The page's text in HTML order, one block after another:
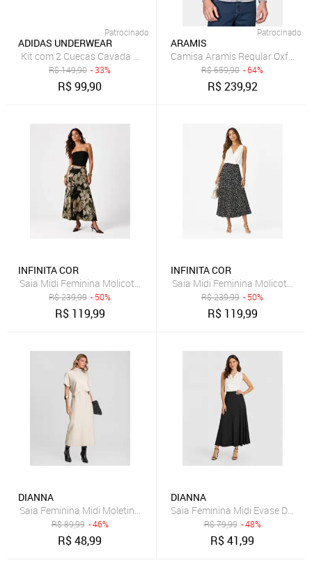
Patrocinado
ADIDAS UNDERWEAR
Kit com 2 Cuecas Cavada Baixa adidas Underwear Multicolorido
R$149,90 - 33%
R$99,90
Patrocinado
ARAMIS
Camisa Aramis Regular Oxford
R$659,90 - 64%
R$239,92
INFINITA COR
Saia Midi Feminina Molicotton Viscose Infinita Cor Verde
R$239,99 - 50%
R$ 119,99
INFINITA COR
Saia Midi Feminina Molicotton
R$239,99 - 50%
R$ 119,99
DIANNA
Saia Feminina Midi Moletinho Texturizado Dianna Bege
R$89,99 - 46%
R$48,99
DIANNA
Saia Feminina Midi Evase
R$79,99 - 48%
R$41,99